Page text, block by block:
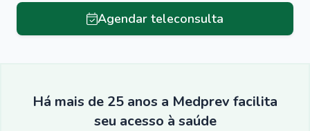
Agendar teleconsulta
Há mais de 25 anos a Medprev facilita
seu acesso à saúde